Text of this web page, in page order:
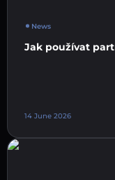
News
Jak používat
14 June 2026